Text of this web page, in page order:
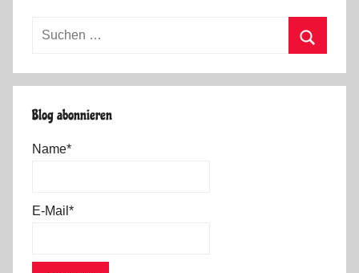
Suchen
Blog abonnieren
Name*
E-Mail*